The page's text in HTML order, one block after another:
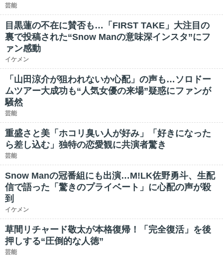
芸能
目黒蓮の不在に賛否も…「FIRST TAKE」大注目の
裏で投稿された“Snow Manの意味深インスタ”にフ
ァン感動
イケメン
「山田涼介が狙われないか心配」の声も…ソロドー
ムツアー大成功も“人気女優の来場”疑惑にファンが
騒然
芸能
重盛さと美「ホコリ臭い人が好み」「好きになった
ら差し込む」独特の恋愛観に共演者驚き
芸能
Snow Manの冠番組にも出演…M!LK佐野勇斗、生配
信で語った「驚きのプライベート」に心配の声が殺
到
イケメン
草間リチャード敬太が本格復帰！「完全復活」を後
押しする“圧倒的な人徳”
芸能